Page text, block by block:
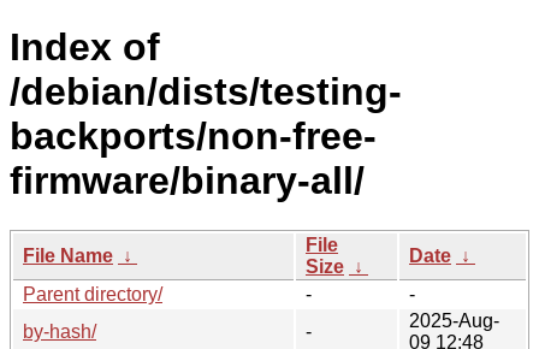
Index of
/debian/dists/testing-
backports/non-free-
firmware/binary-all/
File Name ↓
File
Size ↓
Date ↓
Parent directory/
-
-
by-hash/
-
2025-Aug-
09 12:48